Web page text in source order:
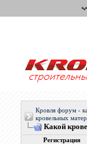
Кровля форум -
кровельных
Какой
Регистрация